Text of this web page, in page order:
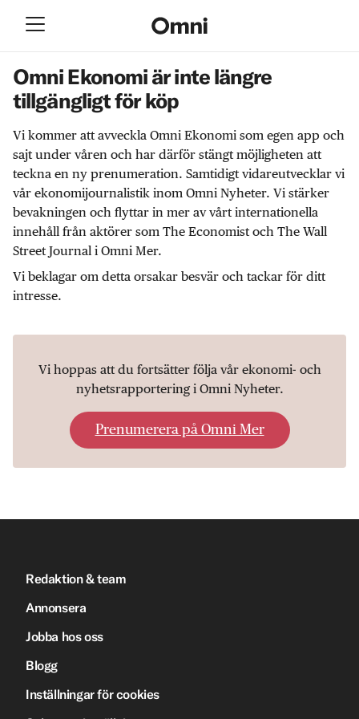
Omni Ekonomi är inte längre
tillgängligt för köp
Vi kommer att avveckla Omni Ekonomi som egen app och
sajt under våren och har därför stängt möjligheten att
teckna en ny prenumeration. Samtidigt vidareutvecklar vi
vår ekonomijournalistik inom Omni Nyheter. Vi stärker
bevakningen och flyttar in mer av vårt internationella
innehåll från aktörer som The Economist och The Wall
Street Journal i Omni Mer.
Vi beklagar om detta orsakar besvär och tackar för ditt
intresse.
Vi hoppas att du fortsätter följa vår ekonomi- och
nyhetsrapportering i Omni Nyheter.
Prenumerera på Omni Mer
Redaktion & team
Annonsera
Jobba hos oss
Blogg
Inställningar för cookies